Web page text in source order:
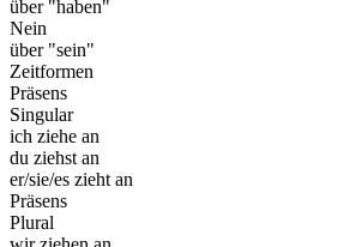
über "haben"
Nein
über "sein"
Zeitformen
Präsens
Singular
ich ziehe an
du ziehst an
er/sie/es zieht an
Präsens
Plural